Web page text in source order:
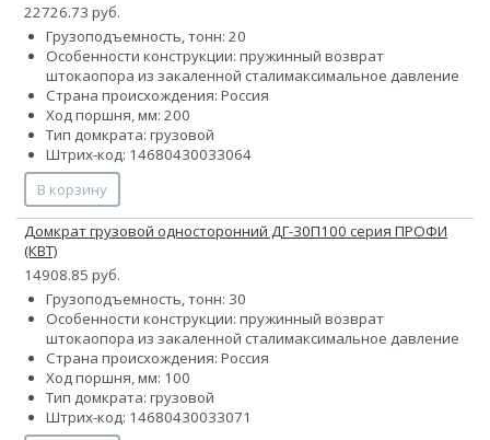
22726.73 руб.
Грузоподъемность, тонн: 20
Особенности конструкции: пружинный возврат
штокаопора из закаленной сталимаксимальное давление
Страна происхождения: Россия
Ход поршня, мм: 200
Тип домкрата: грузовой
Штрих-код: 14680430033064
В корзину
Домкрат грузовой односторонний ДГ-30П100 серия ПРОФИ
(КВТ)
14908.85 руб.
Грузоподъемность, тонн: 30
Особенности конструкции: пружинный возврат
штокаопора из закаленной сталимаксимальное давление
Страна происхождения: Россия
Ход поршня, мм: 100
Тип домкрата: грузовой
Штрих-код: 14680430033071